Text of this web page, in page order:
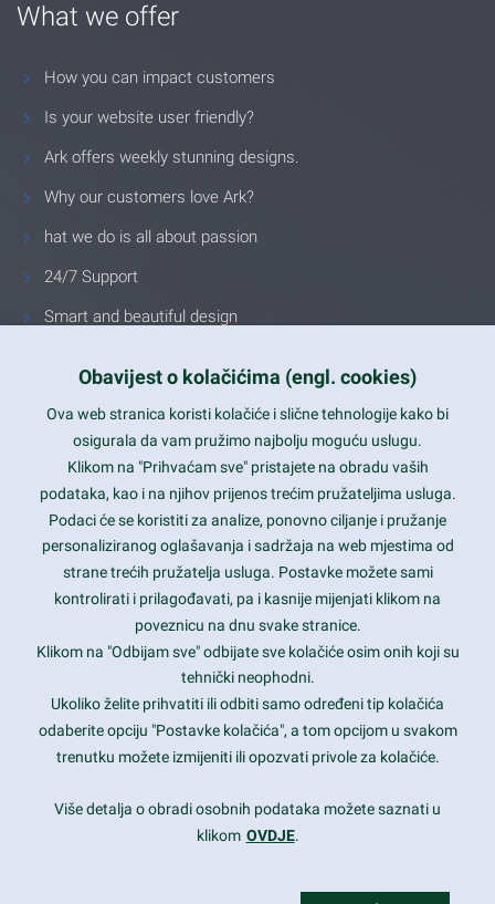
What we offer
How you can impact customers
Is your website user friendly?
Ark offers weekly stunning designs.
Why our customers love Ark?
hat we do is all about passion
24/7 Support
Smart and beautiful design
Latest trends and much more...
Contact Info
1600 Amphitheatre Parkway, Mountain View, CA 94043
prothemes.net@gmail.com
Daily: 9:00 am - 6:00 pm
Sunday: Closed
Copyright 2017FRESHFACE© All Rights Reserved
Obavijest o kolačićima (engl. cookies)
Ova web stranica koristi kolačiće i slične tehnologije kako bi
osigurala da vam pružimo najbolju moguću uslugu.
Klikom na "Prihvaćam sve" pristajete na obradu vaših
podataka, kao i na njihov prijenos trećim pružateljima usluga.
Podaci će se koristiti za analize, ponovno ciljanje i pružanje
personaliziranog oglašavanja i sadržaja na web mjestima od
strane trećih pružatelja usluga. Postavke možete sami
kontrolirati i prilagođavati, pa i kasnije mijenjati klikom na
poveznicu na dnu svake stranice.
Klikom na "Odbijam sve" odbijate sve kolačiće osim onih koji su
tehnički neophodni.
Ukoliko želite prihvatiti ili odbiti samo određeni tip kolačića
odaberite opciju "Postavke kolačića", a tom opcijom u svakom
trenutku možete izmijeniti ili opozvati privole za kolačiće.
Više detalja o obradi osobnih podataka možete saznati u
klikom OVDJE.